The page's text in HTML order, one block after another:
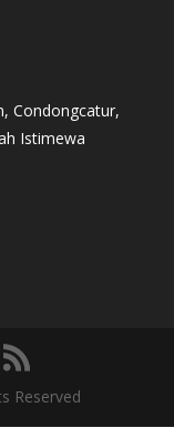
Condongcatur,
Istimewa
Reserved